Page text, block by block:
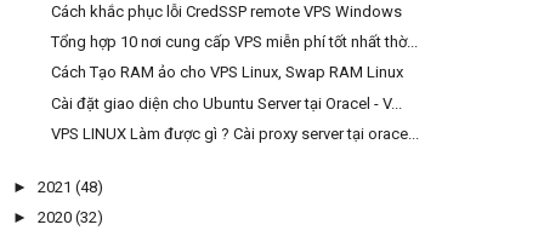
Cách khắc phục lỗi CredSSP remote VPS Windows
Tổng hợp 10 nơi cung cấp VPS miễn phí tốt nhất thờ...
Cách Tạo RAM ảo cho VPS Linux, Swap RAM Linux
Cài đặt giao diện cho Ubuntu Server tại Oracel - V...
VPS LINUX Làm được gì ? Cài proxy server tại orace...
► 2021 (48)
► 2020 (32)